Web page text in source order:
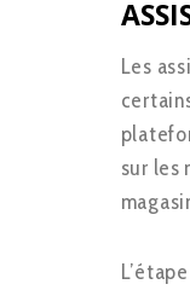
Les
sur les